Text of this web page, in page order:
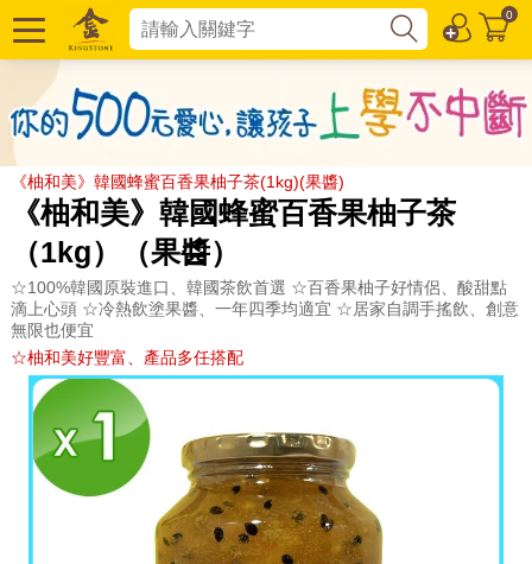
0
《柚和美》韓國蜂蜜百香果柚子茶(1kg)(果醬)
《柚和美》韓國蜂蜜百香果柚子茶
（1kg）（果醬）
☆100%韓國原裝進口、韓國茶飲首選 ☆百香果柚子好情侶、酸甜點
滴上心頭 ☆冷熱飲塗果醬、一年四季均適宜 ☆居家自調手搖飲、創意
無限也便宜
☆柚和美好豐富、產品多任搭配